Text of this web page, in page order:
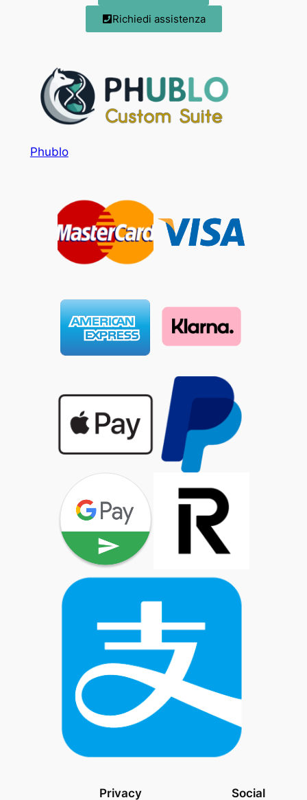
Richiedi assistenza
Phublo
Privacy Social